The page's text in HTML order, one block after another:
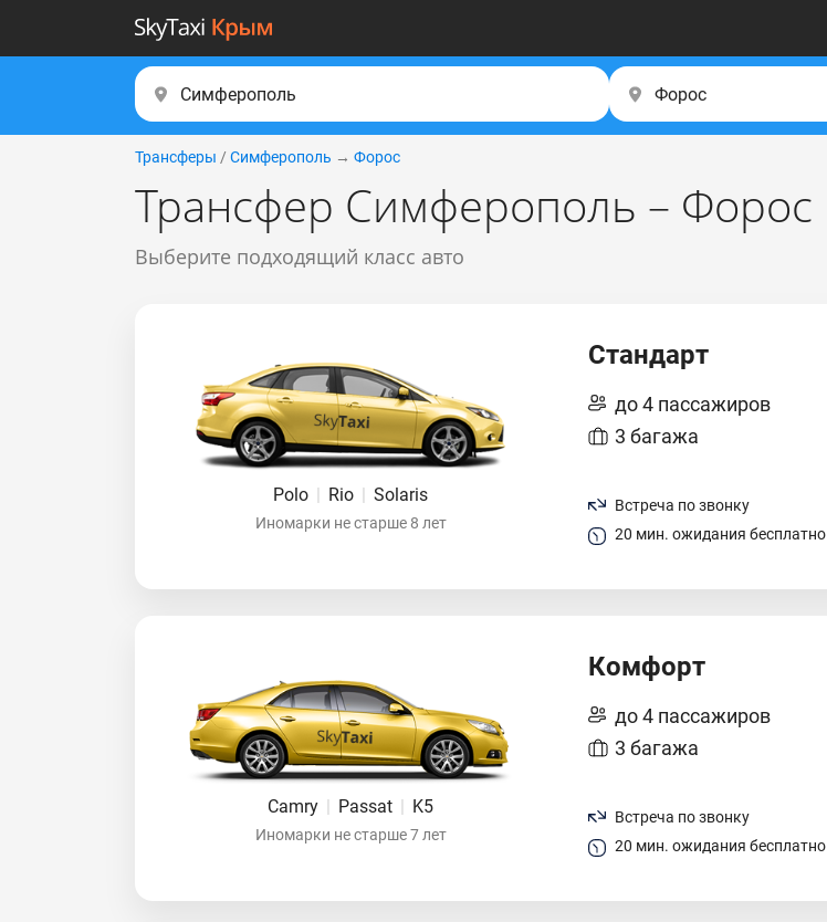
Трансферы / Симферополь → Форос
Трансфер Симферополь – Форос
Выберите подходящий класс авто
Polo | Rio | Solaris
Иномарки не старше 8 лет
Стандарт
до 4 пассажиров
3 багажа
Встреча по звонку
20 мин. ожидания бесплатно
Camry | Passat | K5
Иномарки не старше 7 лет
Комфорт
до 4 пассажиров
3 багажа
Встреча по звонку
20 мин. ожидания бесплатно